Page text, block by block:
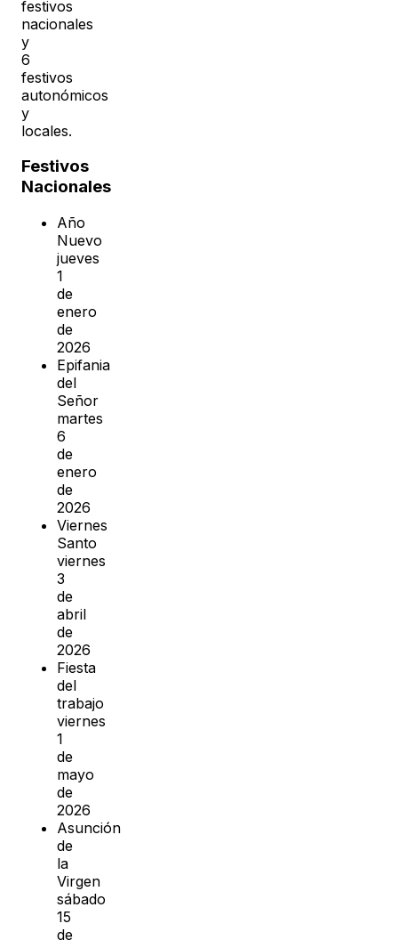
festivos
nacionales
y
6
festivos
autonómicos
y
locales.
Festivos
Nacionales
Año
Nuevo
jueves
1
de
enero
de
2026
Epifania
del
Señor
martes
6
de
enero
de
2026
Viernes
Santo
viernes
3
de
abril
de
2026
Fiesta
del
trabajo
viernes
1
de
mayo
de
2026
Asunción
de
la
Virgen
sábado
15
de